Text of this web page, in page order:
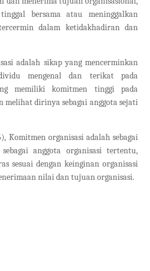
bersama atau meninggalkan
dalam ketidakhadiran dan
adalah sikap yang mencerminkan
mengenal dan terikat pada
memiliki komitmen tinggi pada
melihat dirinya sebagai anggota sejati
Komitmen organisasi adalah sebagai
anggota organisasi tertentu,
sesuai dengan keinginan organisasi
nilai dan tujuan organisasi.